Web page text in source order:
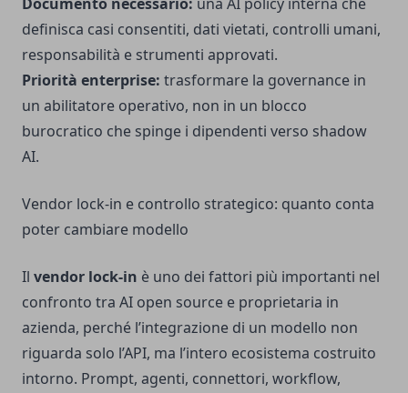
definisca casi consentiti, dati vietati, controlli umani,
responsabilità e strumenti approvati.
Priorità enterprise: trasformare la governance in
un abilitatore operativo, non in un blocco
burocratico che spinge i dipendenti verso shadow
AI.
Vendor lock-in e controllo strategico: quanto conta
poter cambiare modello
Il vendor lock-in è uno dei fattori più importanti nel
confronto tra AI open source e proprietaria in
azienda, perché l’integrazione di un modello non
riguarda solo l’API, ma l’intero ecosistema costruito
intorno. Prompt, agenti, connettori, workflow,